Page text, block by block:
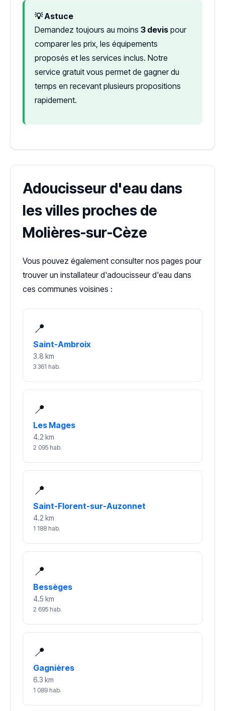
💡 Astuce
Demandez toujours au moins 3 devis pour
comparer les prix, les équipements
proposés et les services inclus. Notre
service gratuit vous permet de gagner du
temps en recevant plusieurs propositions
rapidement.
Adoucisseur d'eau dans
les villes proches de
Molières-sur-Cèze
Vous pouvez également consulter nos pages pour
trouver un installateur d'adoucisseur d'eau dans
ces communes voisines :
📍
Saint-Ambroix
3.8 km
3 361 hab.
📍
Les Mages
4.2 km
2 095 hab.
📍
Saint-Florent-sur-Auzonnet
4.2 km
1 188 hab.
📍
Bessèges
4.5 km
2 695 hab.
📍
Gagnières
6.3 km
1 089 hab.